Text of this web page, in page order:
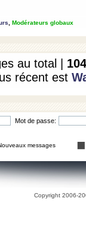
Modérateurs globaux
au total | 104
récent est
Mot de passe:
messages
Copyright 2006-